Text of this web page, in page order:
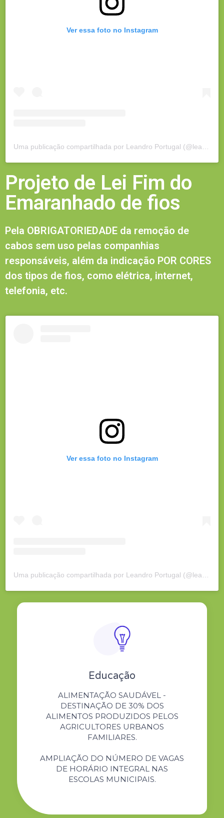
Ver essa foto no Instagram
Projeto de Lei Fim do
Emaranhado de fios
Pela OBRIGATORIEDADE da remoção de
cabos sem uso pelas companhias
responsáveis, além da indicação POR CORES
dos tipos de fios, como elétrica, internet,
telefonia, etc.
Ver essa foto no Instagram
Educação
ALIMENTAÇÃO SAUDÁVEL -
DESTINAÇÃO DE 30% DOS
ALIMENTOS PRODUZIDOS PELOS
AGRICULTORES URBANOS
FAMILIARES.
AMPLIAÇÃO DO NÚMERO DE VAGAS
DE HORÁRIO INTEGRAL NAS
ESCOLAS MUNICIPAIS.